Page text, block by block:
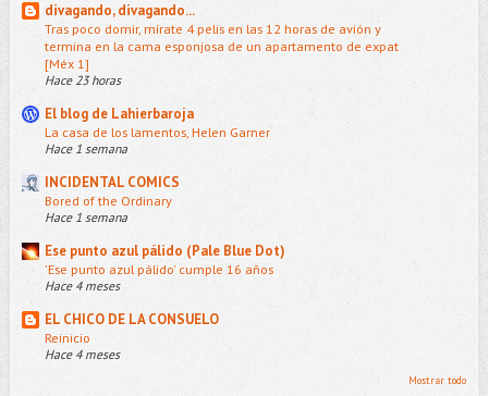
divagando, divagando...
Tras poco domir, mírate 4 pelis en las 12 horas de avión y
termina en la cama esponjosa de un apartamento de expat
[Méx 1]
Hace 23 horas
El blog de Lahierbaroja
La casa de los lamentos, Helen Garner
Hace 1 semana
INCIDENTAL COMICS
Bored of the Ordinary
Hace 1 semana
Ese punto azul pálido (Pale Blue Dot)
'Ese punto azul pálido' cumple 16 años
Hace 4 meses
EL CHICO DE LA CONSUELO
Reinicio
Hace 4 meses
Mostrar todo